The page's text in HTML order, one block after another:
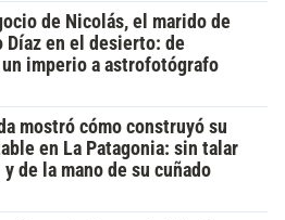
de Nicolás, el marido de
Díaz en el desierto: de
un imperio a astrofotógrafo
mostró cómo construyó su
en La Patagonia: sin talar
de la mano de su cuñado